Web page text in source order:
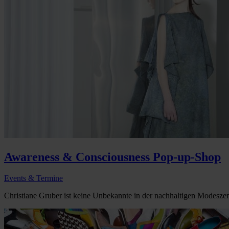
Awareness & Consciousness Pop-up-Shop
Events & Termine
Christiane Gruber ist keine Unbekannte in der nachhaltigen